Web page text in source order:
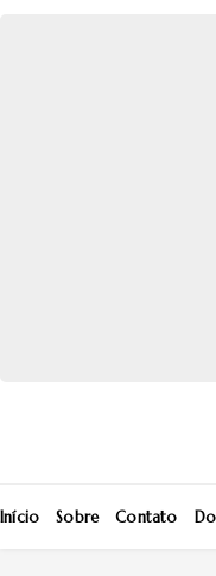
Início Sobre Contato